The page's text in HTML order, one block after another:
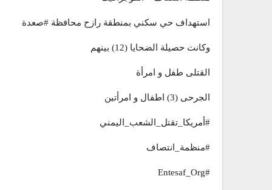
استهداف حي سكني بمنطقة رازح محافظة #صعدة
وكانت حصيلة الضحايا (12) بينهم
القتلى طفل و امرأة
الجرحى (3) اطفال و امرأتين
#أمريكا_تقتل_الشعب_اليمني
#منظمة_انتصاف
#Entesaf_Org